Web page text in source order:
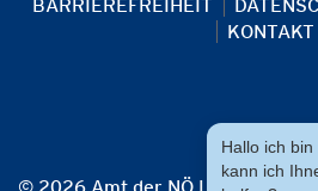
BARRIEREFREIHEIT
KONTAKT
Hallo ich
kann ich